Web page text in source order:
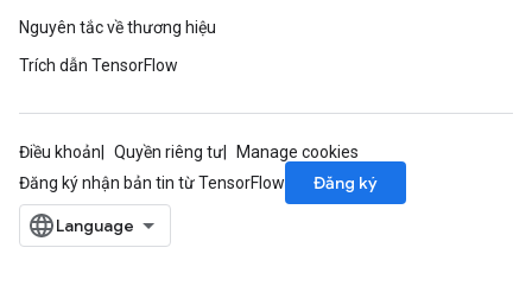
Nguyên tắc về thương hiệu
Trích dẫn TensorFlow
Điều khoản Quyền riêng tư
Manage cookies
Đăng ký nhận bản tin từ TensorFlow
Đăng ký